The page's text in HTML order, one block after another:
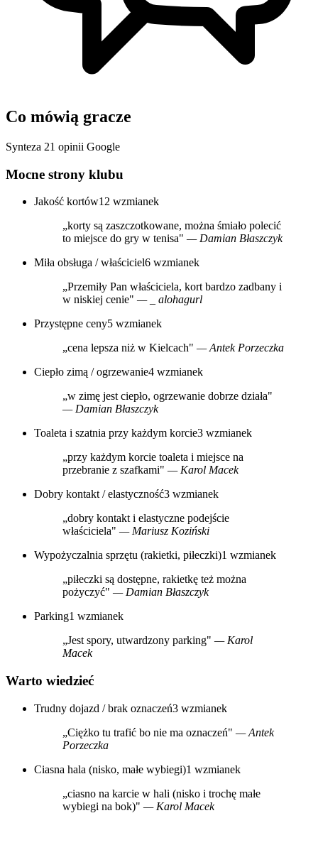
Co mówią gracze
Synteza 21 opinii Google
Mocne strony klubu
Jakość kortów12 wzmianek
„korty są zaszczotkowane, można śmiało polecić
to miejsce do gry w tenisa" — Damian Błaszczyk
Miła obsługa / właściciel6 wzmianek
„Przemiły Pan właściciela, kort bardzo zadbany i
w niskiej cenie" — _ alohagurl
Przystępne ceny5 wzmianek
„cena lepsza niż w Kielcach" — Antek Porzeczka
Ciepło zimą / ogrzewanie4 wzmianek
„w zimę jest ciepło, ogrzewanie dobrze działa"
— Damian Błaszczyk
Toaleta i szatnia przy każdym korcie3 wzmianek
„przy każdym korcie toaleta i miejsce na
przebranie z szafkami" — Karol Macek
Dobry kontakt / elastyczność3 wzmianek
„dobry kontakt i elastyczne podejście
właściciela" — Mariusz Koziński
Wypożyczalnia sprzętu (rakietki, piłeczki)1 wzmianek
„piłeczki są dostępne, rakietkę też można
pożyczyć" — Damian Błaszczyk
Parking1 wzmianek
„Jest spory, utwardzony parking" — Karol
Macek
Warto wiedzieć
Trudny dojazd / brak oznaczeń3 wzmianek
„Ciężko tu trafić bo nie ma oznaczeń" — Antek
Porzeczka
Ciasna hala (nisko, małe wybiegi)1 wzmianek
„ciasno na karcie w hali (nisko i trochę małe
wybiegi na bok)" — Karol Macek